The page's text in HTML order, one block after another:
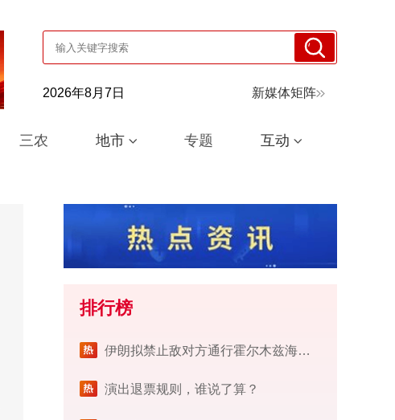
2026年8月7日 新媒体矩阵
三农 地市 专题 互动
排行榜
伊朗拟禁止敌对方通行霍尔木兹海峡 对违规者重罚
演出退票规则，谁说了算？